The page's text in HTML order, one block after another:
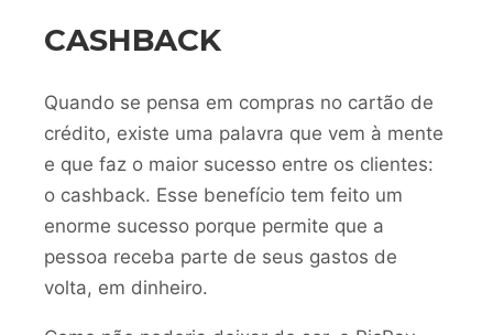
CASHBACK
Quando se pensa em compras no cartão de
crédito, existe uma palavra que vem à mente
e que faz o maior sucesso entre os clientes:
o cashback. Esse benefício tem feito um
enorme sucesso porque permite que a
pessoa receba parte de seus gastos de
volta, em dinheiro.